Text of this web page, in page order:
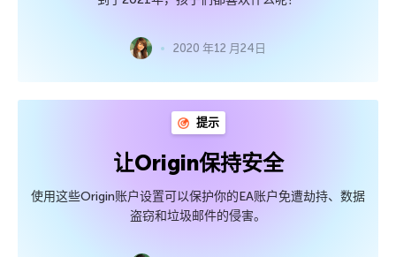
2020 年12 月24日
提示
让Origin保持安全
使用这些Origin账户设置可以保护你的EA账户免遭劫持、数据
盗窃和垃圾邮件的侵害。